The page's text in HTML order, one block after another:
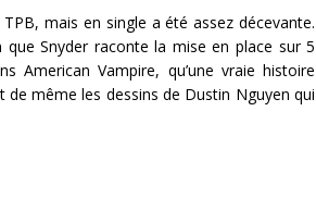
mais en single a été assez décevante.
que Snyder raconte la mise en place sur 5
American Vampire, qu’une vraie histoire
même les dessins de Dustin Nguyen qui